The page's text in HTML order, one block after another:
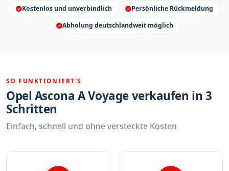
Kostenlos und unverbindlich
Persönliche Rückmeldung
Abholung deutschlandweit möglich
SO FUNKTIONIERT'S
Opel Ascona A Voyage verkaufen in 3
Schritten
Einfach, schnell und ohne versteckte Kosten